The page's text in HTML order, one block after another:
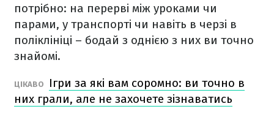
потрібно: на перерві між уроками чи
парами, у транспорті чи навіть в черзі в
поліклініці – бодай з однією з них ви точно
знайомі.
ЦІКАВО
Ігри за які вам соромно: ви точно в
них грали, але не захочете зізнаватись